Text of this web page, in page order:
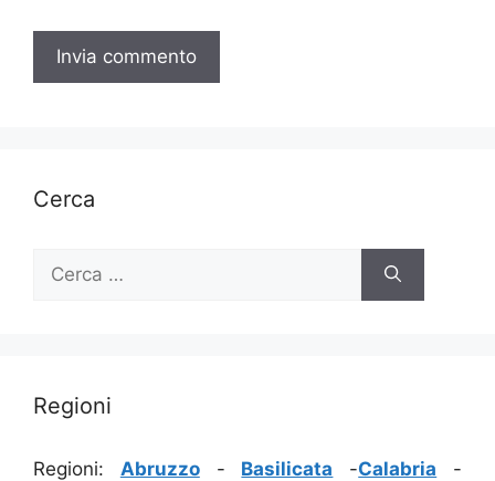
Cerca
per:
Regioni
Regioni: Abruzzo- Basilicata -Calabria -